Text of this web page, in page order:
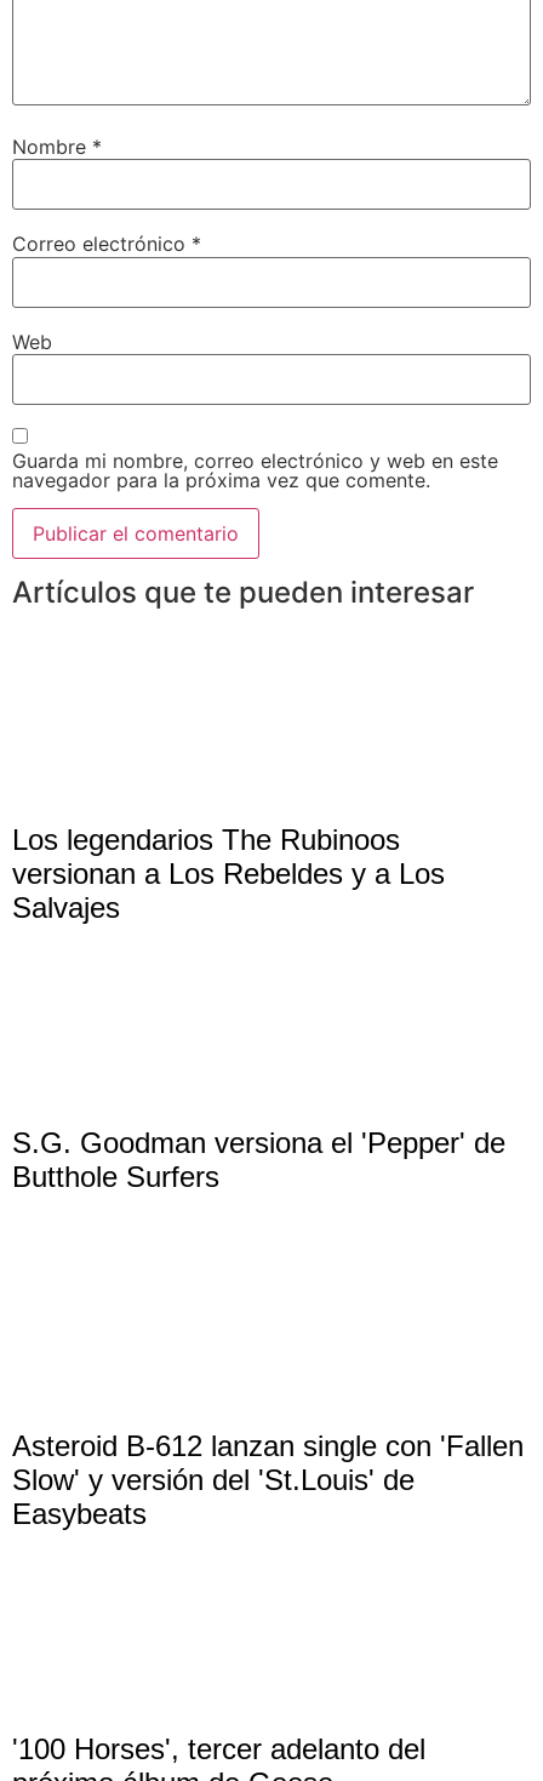
Nombre *
Correo electrónico *
Web
Guarda mi nombre, correo electrónico y web en este
navegador para la próxima vez que comente.
Artículos que te pueden interesar
Los legendarios The Rubinoos
versionan a Los Rebeldes y a Los
Salvajes
S.G. Goodman versiona el 'Pepper' de
Butthole Surfers
Asteroid B-612 lanzan single con 'Fallen
Slow' y versión del 'St.Louis' de
Easybeats
'100 Horses', tercer adelanto del